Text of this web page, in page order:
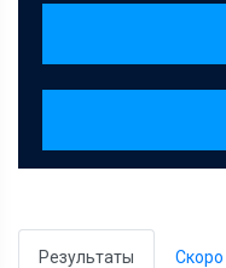
Результаты Скоро